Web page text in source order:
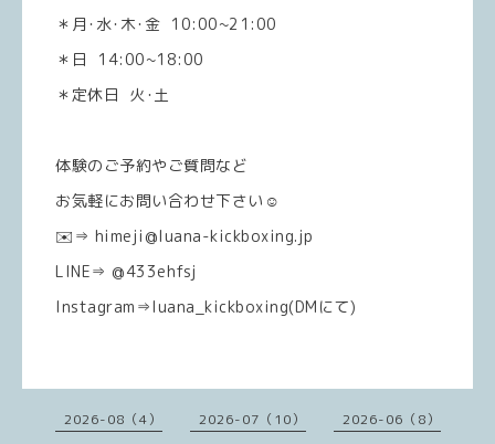
＊月･水･木･金 10:00~21:00
＊日 14:00~18:00
＊定休日 火･土
体験のご予約やご質問など
お気軽にお問い合わせ下さい☺️
✉️⇒ himeji@luana-kickboxing.jp
LINE⇒ @433ehfsj
Instagram⇒luana_kickboxing(DMにて)
2026-08（4） 2026-07（10） 2026-06（8）